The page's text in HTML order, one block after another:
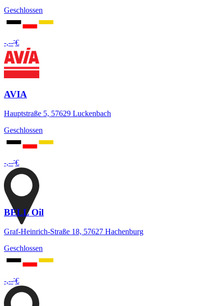
Geschlossen
-,---€
AVIA
Hauptstraße 5, 57629 Luckenbach
Geschlossen
-,---€
BELL Oil
Graf-Heinrich-Straße 18, 57627 Hachenburg
Geschlossen
-,---€